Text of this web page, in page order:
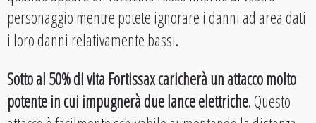
personaggio mentre potete ignorare i danni ad area dati
i loro danni relativamente bassi.
Sotto al 50% di vita Fortissax caricherà un attacco molto
potente in cui impugnerà due lance elettriche. Questo